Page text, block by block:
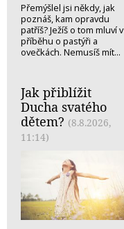
Přemýšlel jsi někdy, jak
poznáš, kam opravdu
patříš? Ježíš o tom mluví v
příběhu o pastýři a
ovečkách. Nemusíš mít...
Jak přiblížit
Ducha svatého
dětem? (8.8.2026,
11:14)